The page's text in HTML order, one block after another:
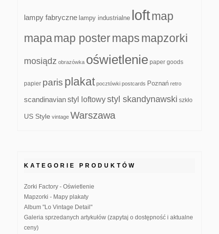
lampy fabryczne lampy industrialne loftmap
mapamap postermapsmapzorki
mosiądz obrazówka oświetlenie paper goods
papier paris plakat pocztówki postcards Poznań retro
scandinavianstyl loftowystyl skandynawski szkło
US Style vintage Warszawa
KATEGORIE PRODUKTÓW
Zorki Factory - Oświetlenie
Mapzorki - Mapy plakaty
Album "Lo Vintage Detail"
Galeria sprzedanych artykułów (zapytaj o dostępność i aktualne
ceny)